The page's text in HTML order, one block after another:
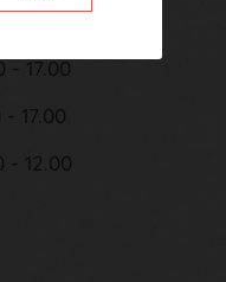
- 17.00
17.00
- 12.00